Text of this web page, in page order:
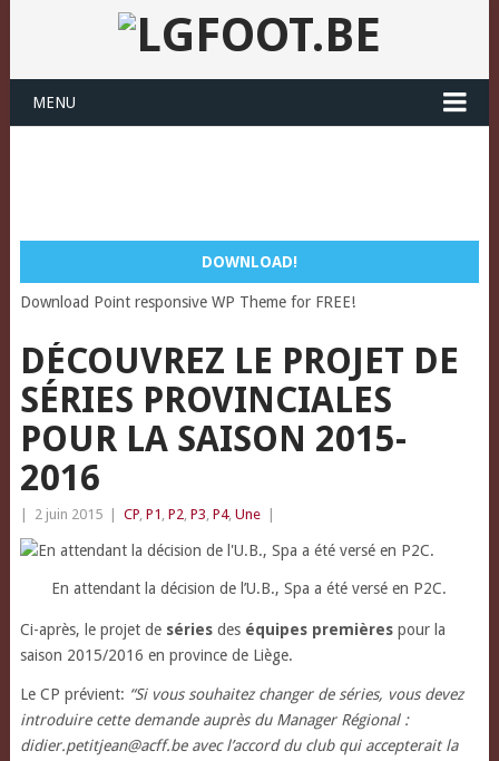
MENU
DOWNLOAD!
Download Point responsive WP Theme for FREE!
DÉCOUVREZ LE PROJET DE
SÉRIES PROVINCIALES
POUR LA SAISON 2015-
2016
2 juin 2015 CP, P1 , P2, P3, P4, Une
En attendant la décision de l’U.B., Spa a été versé en P2C.
Ci-après, le projet de sériesdes équipes premièrespour la
saison 2015/2016 en province de Liège.
Le CP prévient: “Si vous souhaitez changer de séries, vous devez
introduire cette demande auprès du Manager Régional :
didier.petitjean@acff.be avec l’accord du club qui accepterait la